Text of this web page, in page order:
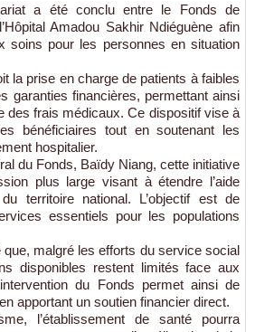
a été conclu entre le Fonds de
Amadou Sakhir Ndiéguène afin
soins pour les personnes en situation
la prise en charge de patients à faibles
garanties financières, permettant ainsi
des frais médicaux. Ce dispositif vise à
bénéficiaires tout en soutenant les
hospitalier.
du Fonds, Baïdy Niang, cette initiative
plus large visant à étendre l’aide
territoire national. L’objectif est de
essentiels pour les populations
que, malgré les efforts du service social
disponibles restent limités face aux
du Fonds permet ainsi de
apportant un soutien financier direct.
l’établissement de santé pourra